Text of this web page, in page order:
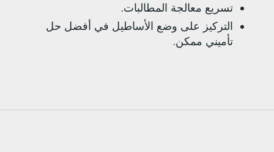
تسريع معالجة المطالبات.
التركيز على وضع الأساطيل في أفضل حل
تأميني ممكن.